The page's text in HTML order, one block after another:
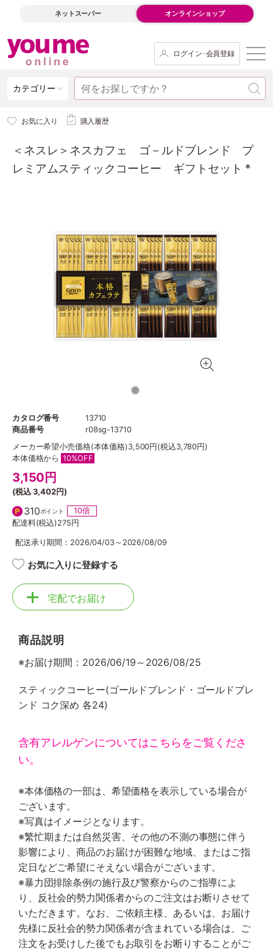
ネットスーパー オンラインショップ
ログイン･会員登録
カテゴリー
お気に入り 購入履歴
＜ネスレ＞ネスカフェ ゴ－ルドブレンド プ
レミアムスティックコーヒー ギフトセット *
カタログ番号
13710
商品番号
r08sg-13710
メーカー希望小売価格(本体価格)3,500円(税込3,780円)
本体価格から 10%OFF
3,150 円
(税込3,402円)
310ポイント
10倍
配達料(税込)275円
配送承り期間：2026/04/03～2026/08/09
お気に入りに登録する
宅配でお届け
商品説明
※お届け期間：2026/06/19～2026/08/25
スティックコーヒー(ゴールドブレンド・ゴールドブレ
ンド コク深め 各24)
含有アレルゲンについてはこちらをご覧くださ
い。
※本体価格の一部は、希望価格を表示している場合が
ございます。
※写真はイメージとなります。
※繁忙期または自然災害、その他の不測の事態に伴う
影響により、商品のお届けが困難な地域、またはご指
定日などご希望にそえない場合がございます。
※暴力団排除条例の施行及び警察からのご指導によ
り、反社会的勢力関係者からのご注文はお断りさせて
いただきます。なお、ご依頼主様、あるいは、お届け
先様に反社会的勢力関係者が含まれている場合は、ご
注文をお受けした後でもお取引をお断りすることがご